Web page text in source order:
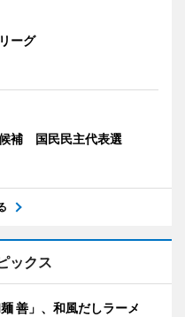
ーグ
補 国民民主代表選
ックス
善」、和風だしラーメ